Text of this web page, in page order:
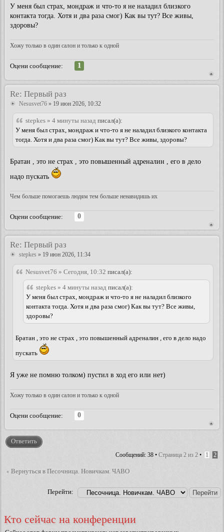
У меня был страх, мондраж и что-то я не наладил близкого
контакта тогда. Хотя и два раза смог) Как вы тут? Все живы,
здоровы?
Хожу только в один салон и только к одной
Оцени сообщение:
1
Re: Первый раз
Nesusvet76 » 19 июн 2026, 10:32
stepkes » 4 минуты назад писал(а):
У меня был страх, мондраж и что-то я не наладил близкого контакта
тогда. Хотя и два раза смог) Как вы тут? Все живы, здоровы?
Братан , это не страх , это повышенный адреналин , его в дело
надо пускать
Чем больше помогаешь людям тем больше ненавидишь их
Оцени сообщение:
0
Re: Первый раз
stepkes » 19 июн 2026, 11:34
Nesusvet76 » Сегодня, 10:32 писал(а):
stepkes » 4 минуты назад писал(а):
У меня был страх, мондраж и что-то я не наладил близкого
контакта тогда. Хотя и два раза смог) Как вы тут? Все живы,
здоровы?
Братан , это не страх , это повышенный адреналин , его в дело надо
пускать
Я уже не помню толком) пустил в ход его или нет)
Хожу только в один салон и только к одной
Оцени сообщение:
0
Ответить
Сообщений: 38 • Страница 2 из 2 • 1 2
Вернуться в Песочница. Новичкам. ЧАВО
Перейти:
Кто сейчас на конференции